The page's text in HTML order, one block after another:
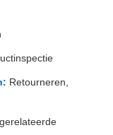
Retourneren,